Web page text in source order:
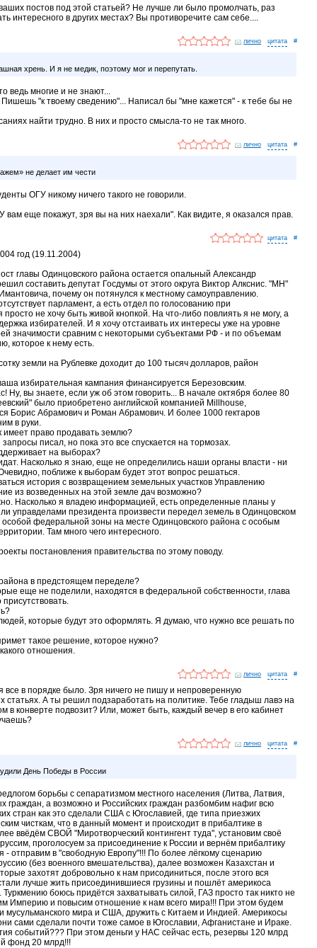
постов под этой статьей? Не лучше ли было промолчать, раз
интересного в других местах? Вы противоречите сам себе....
лично #
хрень. И я не медик, поэтому мог и перепутать.
ведь многие и не знают...
"к твоему сведению"... Написал бы "мне кажется" - к тебе бы не
найти трудно. В них и просто смысла-то не так много.
лично #
не делает им чести
ОГУ никому ничего такого не говорили.
еще покажут, зря вы на них наехали". Как видите, я оказался прав.
#
год (19.11.2004)
главы Одинцовского района остается опальный Александр
составить депутат Госдумы от этого округа Виктор Алкснис. "МН"
почему он потянулся к местному самоуправлению.
парламент, а есть отдел по голосованию при
не хочу быть живой кнопкой. На что-либо повлиять я не могу, а
избирателей. И я хочу отстаивать их интересы уже на уровне
значимости сравним с некоторыми субъектами РФ - и по объемам
которое к нему есть.
земли на Рублевке доходит до 100 тысяч долларов, район
избирательная кампания финансируется Березовским.
вы знаете, если уж об этом говорить... В начале октября более 80
было приобретено английской компанией Millhouse,
Борис Абрамович и Роман Абрамович. И более 1000 гектаров
в руки.
имеет право продавать землю?
писал, но пока это все спускается на тормозах.
на выборах?
Насколько я знаю, еще не определились наши органы власти - ни
поближе к выборам будет этот вопрос решаться.
история с возвращением земельных участков Управлению
из возведенных на этой земле дач возможно?
Насколько я владею информацией, есть определенные планы у
управделами президента произвести передел земель в Одинцовском
федеральной зоны на месте Одинцовского района с особым
Там много чего интересного.
постановления правительства по этому поводу.
в предстоящем переделе?
еще не поделили, находятся в федеральной собственности, глава
которые будут это оформлять. Я думаю, что нужно все решать по
такое решение, которое нужно?
отношения.
лично #
все в порядке было. Зря ничего не пишу и непроверенную
А ты решил подзаработать на политике. Тебе гладыш лавэ на
в конверте подвозит? Или, может быть, каждый вечер в его кабинет
лично #
День Победы в России
борьбы с сепаратизмом местного населения (Литва, Латвия,
граждан, а возможно и Российских граждан разбомбим нафиг всю
стран как это сделали США с Югославией, где типа приезжих
чисткам, что в данный момент и происходит в прибалтике в
ввёдём СВОЙ "Миротворческий контингент туда", установим своё
проголосуем за присоединение к России и вернём прибалтику
- отправим в "свободную Европу"!!! По более лёгкому сценарию
(без военного вмешательства), далее возможен Казахстан и
захотят добровольно к нам присодиниться, после этого вся
лучше жить присоединившиеся грузины и пошлёт америкоса
боюсь придётся захватывать силой, ГАЗ просто так никто не
Империю и повысим отношение к нам всего мира!!! При этом будем
мусульманского мира и США, дружить с Китаем и Индией. Америкосы
сами сделали почти тоже самое в Югославии, Афганистане и Ираке.
событий??? При этом деньги у НАС сейчас есть, резервы 120 млрд
фонд 20 млрд!!!